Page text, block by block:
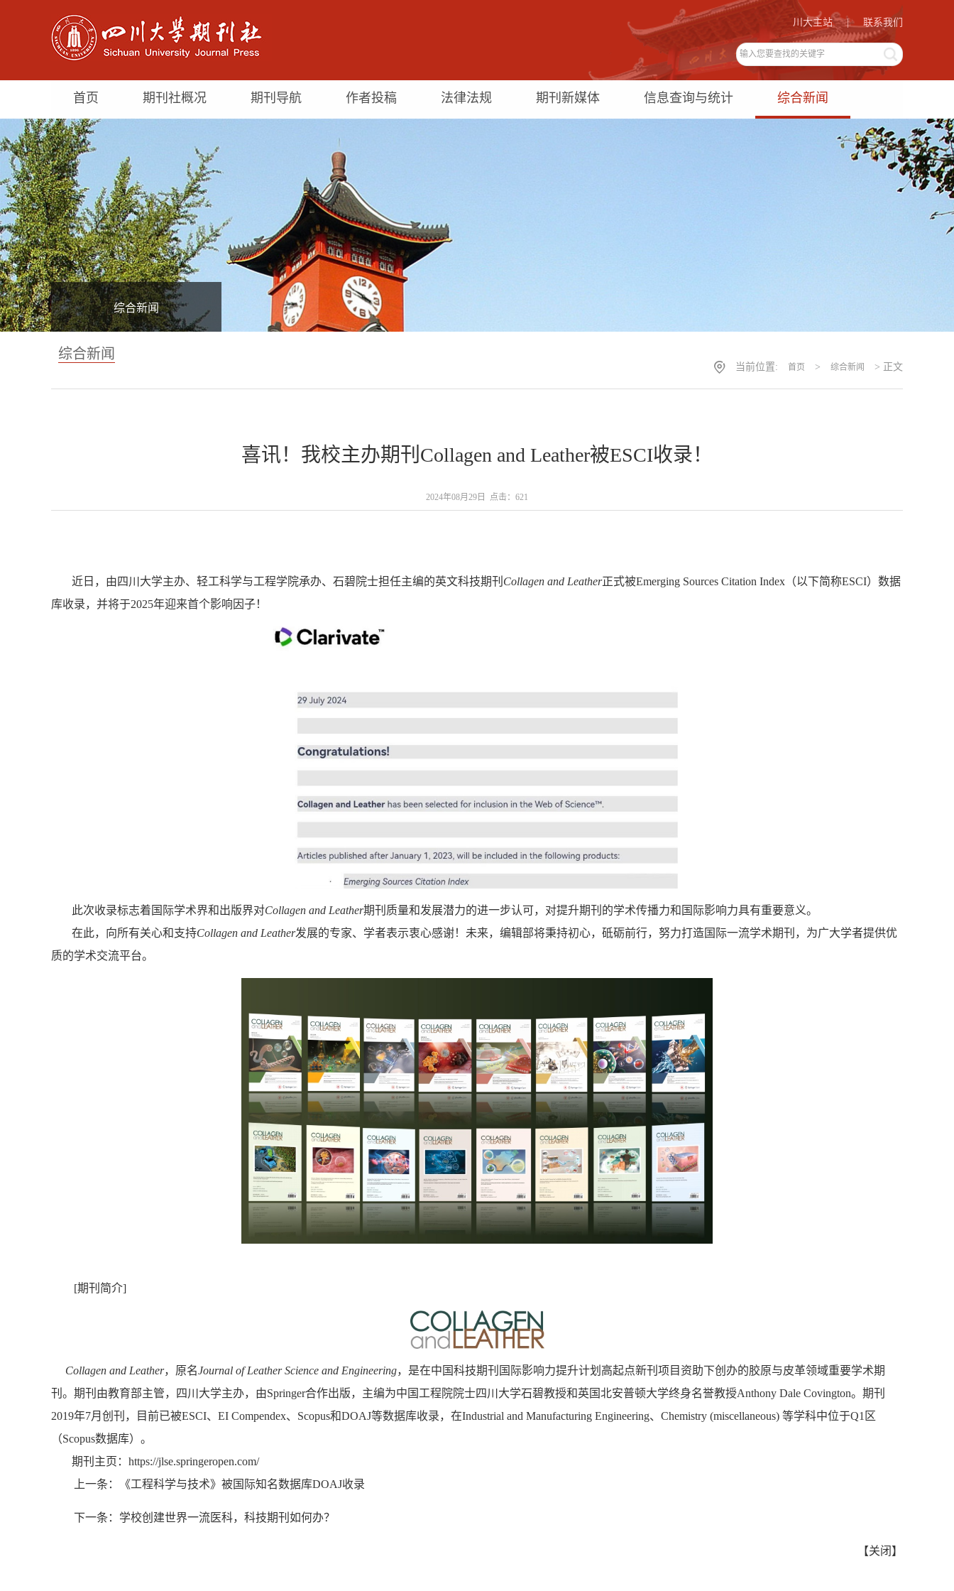
联系我们
川大主站 |
首页 期刊社概况 期刊导航 作者投稿 法律法规 期刊新媒体 信息查询与统计 综合新闻
综合新闻
综合新闻
当前位置: 首页 > 综合新闻 > 正文
喜讯！我校主办期刊Collagen and Leather被ESCI收录！
2024年08月29日 点击： 621
近日，由四川大学主办、轻工科学与工程学院承办、石碧院士担任主编的英文科技期刊 Collagen and Leather正式被Emerging Sources Citation Index （以下简称ESCI）数据
库收录，并将于2025年迎来首个影响因子！
此次收录标志着国际学术界和出版界对Collagen and Leather期刊质量和发展潜力的进一步认可，对提升期刊的学术传播力和国际影响力具有重要意义。
在此，向所有关心和支持Collagen and Leather发展的专家、学者表示衷心感谢！未来，编辑部将秉持初心，砥砺前行，努力打造国际一流学术期刊，为广大学者提供优
质的学术交流平台。
[期刊简介]
Collagen and Leather，原名Journal of Leather Science and Engineering，是在中国科技期刊国际影响力提升计划高起点新刊项目资助下创办的胶原与皮革领域重要学术期
刊。期刊由教育部主管，四川大学主办，由Springer合作出版，主编为中国工程院院士四川大学石碧教授和英国北安普顿大学终身名誉教授Anthony Dale Covington。期刊
2019年7月创刊，目前已被ESCI、 EI Compendex、 Scopus和DOAJ等数据库收录，在Industrial and Manufacturing Engineering、 Chemistry (miscellaneous) 等学科中位于Q1 区
（Scopus数据库）。
期刊主页：https://jlse.springeropen.com/
上一条：《工程科学与技术》被国际知名数据库DOAJ收录
下一条：学校创建世界一流医科，科技期刊如何办？
【关闭 】